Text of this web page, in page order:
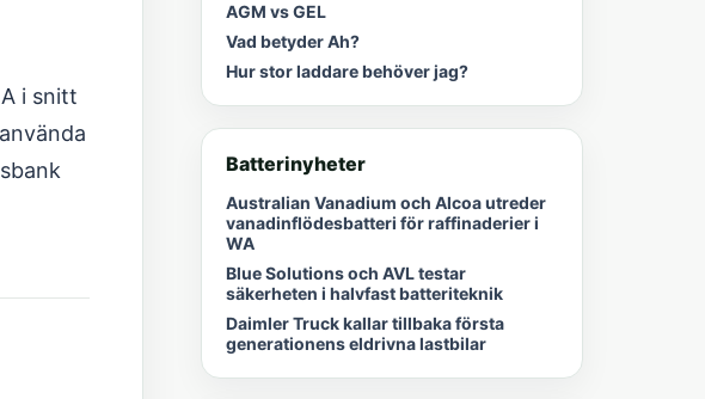
i snitt
AGM vs GEL
Vad betyder Ah?
Hur stor laddare behöver jag?
Batterinyheter
Australian Vanadium och Alcoa utreder
vanadinflödesbatteri för raffinaderier i
WA
Blue Solutions och AVL testar
säkerheten i halvfast batteriteknik
Daimler Truck kallar tillbaka första
generationens eldrivna lastbilar